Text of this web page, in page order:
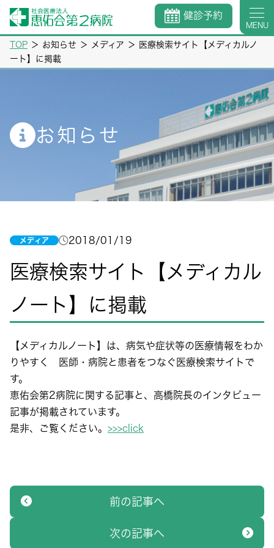
健診予約
MENU
TOP ＞ お知らせ ＞ メディア ＞
医療検索サイト【メディカルノ
ート】に掲載
お知らせ
メディア 2018/01/19
医療検索サイト【メディカル
ノート】に掲載
【メディカルノート】は、病気や症状等の医療情報をわか
りやすく 医師・病院と患者をつなぐ医療検索サイトで
す。
恵佑会第2病院に関する記事と、高橋院長のインタビュー
記事が掲載されています。
是非、ご覧ください。 >>>click
前の記事へ
次の記事へ